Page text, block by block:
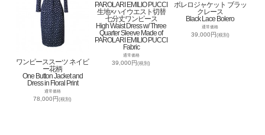
ワンピーススーツ ネイビ
ー花柄
One Button Jacket and
Dress in Floral Print
通常価格
78,000円(税別)
PAROLARI EMILIO PUCCI
生地×ハイウエスト切替
七分丈ワンピース
High Waist Dress w/ Three
Quarter Sleeve Made of
PAROLARI EMILIO PUCCI
Fabric
通常価格
39,000円(税別)
ボレロジャケット ブラッ
クレース
Black Lace Bolero
通常価格
39,000円 (税別)